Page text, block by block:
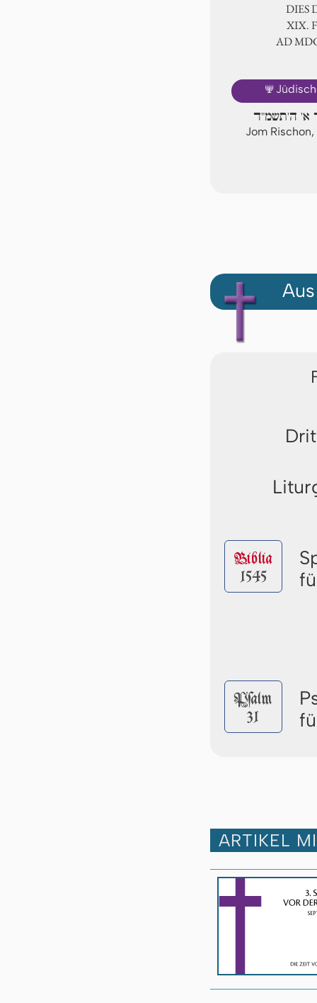
DIES
ⅩⅨ.
AD
🕎
א' ה'תשמ"ד
Jom
Biblia
1545
Pſalm
31
ARTIKEL